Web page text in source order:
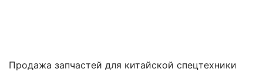
Продажа запчастей для китайской спецтехники